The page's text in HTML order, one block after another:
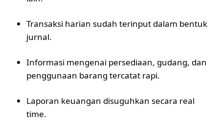
Transaksi harian sudah terinput dalam bentuk
jurnal.
Informasi mengenai persediaan, gudang, dan
penggunaan barang tercatat rapi.
Laporan keuangan disuguhkan secara real
time.